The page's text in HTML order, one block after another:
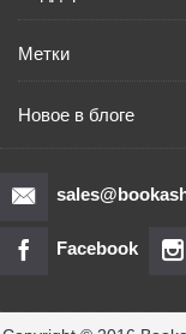
Метки
Новое в блоге
Facebook